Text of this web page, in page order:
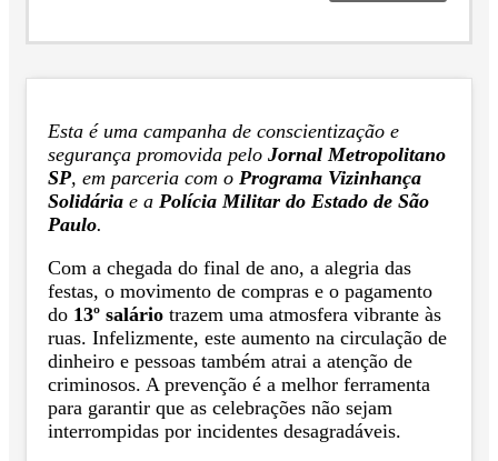
Esta é uma campanha de conscientização e
segurança promovida pelo Jornal Metropolitano
SP, em parceria com o Programa Vizinhança
Solidária e a Polícia Militar do Estado de São
Paulo.
Com a chegada do final de ano, a alegria das
festas, o movimento de compras e o pagamento
do 13º salário trazem uma atmosfera vibrante às
ruas. Infelizmente, este aumento na circulação de
dinheiro e pessoas também atrai a atenção de
criminosos. A prevenção é a melhor ferramenta
para garantir que as celebrações não sejam
interrompidas por incidentes desagradáveis.